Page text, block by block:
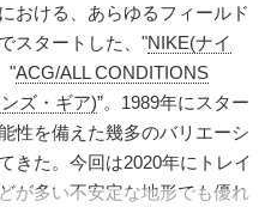
おける、あらゆるフィールド
スタートした、"NIKE(ナイ
"ACG/ALL CONDITIONS
ズ・ギア)”。1989年にスター
性を備えた幾多のバリエーシ
きた。今回は2020年にトレイ
が多い不安定な地形でも優れ